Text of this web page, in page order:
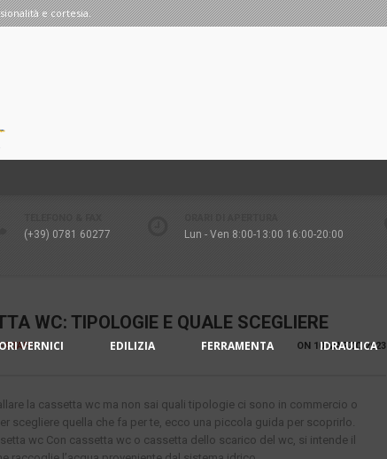
e cortesia.
(+39) 0781 60277 Lun - Ven 8:00-13:00 16:00-20:00
VERNICI EDILIZIA FERRAMENTA IDRAULICA
WC: TIPOLOGIE E QUALE SCEGLIERE
ON 10 MARZO 2023
STAFF
la cassetta wc ma non sai quali tipologie ci sono in commercio o
scegliere quella che fa per te, ecco una piccola guida per scoprirlo.
wc Con cassetta wc o cassetta dello scarico del wc, si intende il